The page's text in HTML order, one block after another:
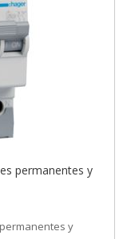
permanentes y
y